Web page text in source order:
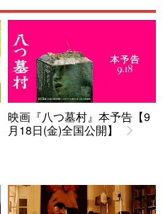
映画『八つ墓村』本予告【9
月18日(金)全国公開】